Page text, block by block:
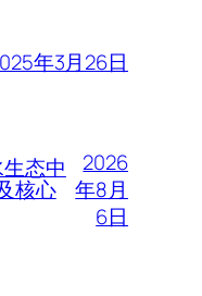
年3月26日
态中
核心
2026
年8月
6日